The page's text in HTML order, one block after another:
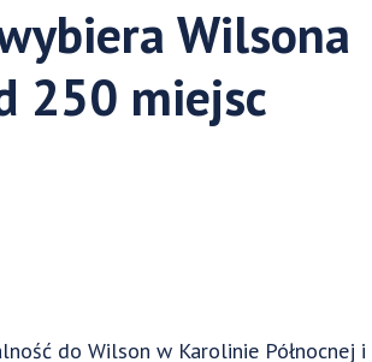
Wilsona
250 miejsc
do Wilson w Karolinie Północnej i